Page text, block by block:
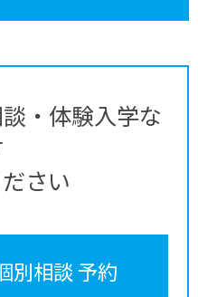
・体験入学な
さい
別相談 予約